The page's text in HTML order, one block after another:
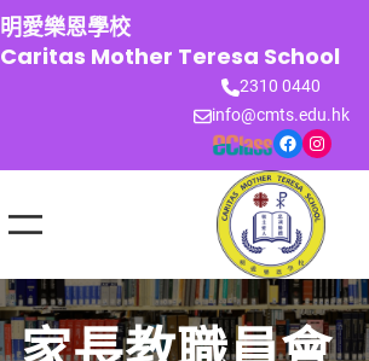
跳
至
主
明愛樂恩學校
Caritas Mother Teresa School
2310 0440
info@cmts.edu.hk
Facebook Instagram